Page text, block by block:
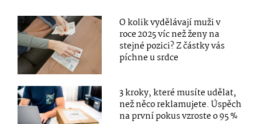
O kolik vydělávají muži v
roce 2025 víc než ženy na
stejné pozici? Z částky vás
píchne u srdce
3 kroky, které musíte udělat,
než něco reklamujete. Úspěch
na první pokus vzroste o 95 %